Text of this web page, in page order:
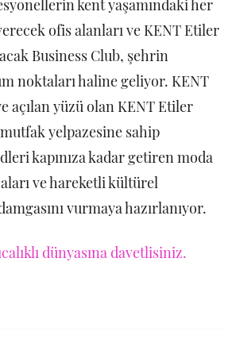
kent yaşamındaki her
ofis alanları ve KENT Etiler
Business Club, şehrin
noktaları haline geliyor. KENT
açılan yüzü olan KENT Etiler
yelpazesine sahip
kapınıza kadar getiren moda
ve hareketli kültürel
vurmaya hazırlanıyor.
dünyasına davetlisiniz.